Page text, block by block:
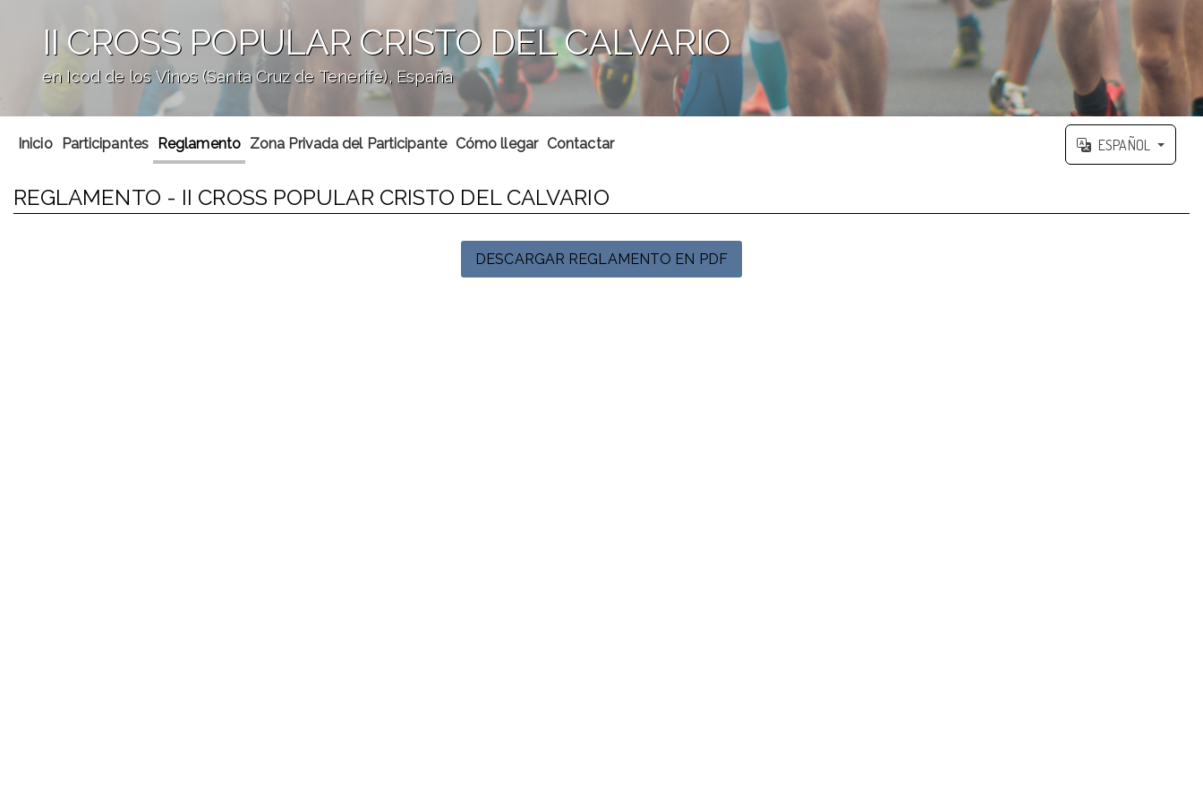
II CROSS POPULAR CRISTO DEL CALVARIO
en Icod de los Vinos (Santa Cruz de Tenerife), España
';
Inicio Participantes Reglamento Zona Privada del Participante Cómo llegar Contactar ESPAÑOL
REGLAMENTO - II CROSS POPULAR CRISTO DEL CALVARIO
DESCARGAR REGLAMENTO EN PDF